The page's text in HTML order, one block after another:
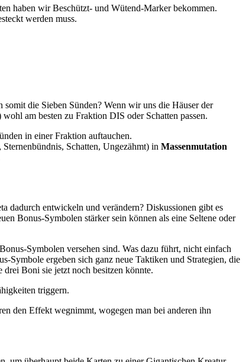
haben wir Beschützt- und Wütend-Marker bekommen.
werden muss.
die Sieben Sünden? Wenn wir uns die Häuser der
am besten zu Fraktion DIS oder Schatten passen.
in einer Fraktion auftauchen.
Schatten, Ungezähmt) in Massenmutation
dadurch entwickeln und verändern? Diskussionen gibt es
Bonus-Symbolen stärker sein können als eine Seltene oder
Symbolen versehen sind. Was dazu führt, nicht einfach
Symbole ergeben sich ganz neue Taktiken und Strategien, die
Boni sie jetzt noch besitzen könnte.
triggern.
den Effekt wegnimmt, wogegen man bei anderen ihn